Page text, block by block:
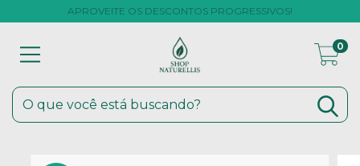
APROVEITE OS DESCONTOS PROGRESSIVOS!
0